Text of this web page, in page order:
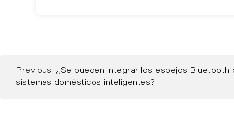
Previous: ¿Se pueden integrar los espejos Bluetooth
sistemas domésticos inteligentes?